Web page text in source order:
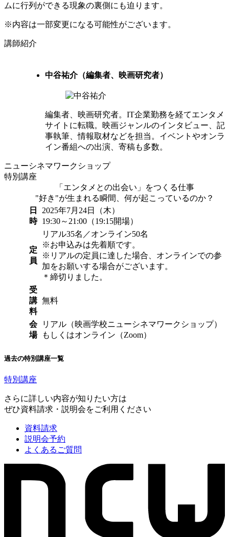
ムに行列ができる現象の裏側にも迫ります。
※内容は一部変更になる可能性がございます。
講師紹介
中谷祐介（編集者、映画研究者）
編集者、映画研究者。IT企業勤務を経てエンタメ
サイトに転職。映画ジャンルのインタビュー、記
事執筆、情報取材などを担当。イベントやオンラ
イン番組への出演、寄稿も多数。
ニューシネマワークショップ
特別講座
「エンタメとの出会い」をつくる仕事
"好き"が生まれる瞬間、何が起こっているのか？
日
時
2025年7月24日（木）
19:30～21:00（19:15開場）
定
員
リアル35名／オンライン50名
※お申込みは先着順です。
※リアルの定員に達した場合、オンラインでの参
加をお願いする場合がございます。
＊締切りました。
受
講
料
無料
会
場
リアル（映画学校ニューシネマワークショップ）
もしくはオンライン（Zoom）
過去の特別講座一覧
特別講座
さらに詳しい内容が知りたい方は
ぜひ資料請求・説明会をご利用ください
資料請求
説明会予約
よくあるご質問